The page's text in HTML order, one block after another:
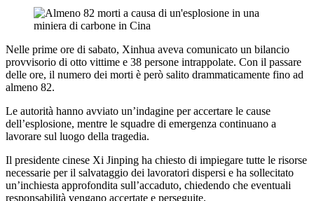
Nelle prime ore di sabato, Xinhua aveva comunicato un bilancio
provvisorio di otto vittime e 38 persone intrappolate. Con il passare
delle ore, il numero dei morti è però salito drammaticamente fino ad
almeno 82.
Le autorità hanno avviato un’indagine per accertare le cause
dell’esplosione, mentre le squadre di emergenza continuano a
lavorare sul luogo della tragedia.
Il presidente cinese Xi Jinping ha chiesto di impiegare tutte le risorse
necessarie per il salvataggio dei lavoratori dispersi e ha sollecitato
un’inchiesta approfondita sull’accaduto, chiedendo che eventuali
responsabilità vengano accertate e perseguite.